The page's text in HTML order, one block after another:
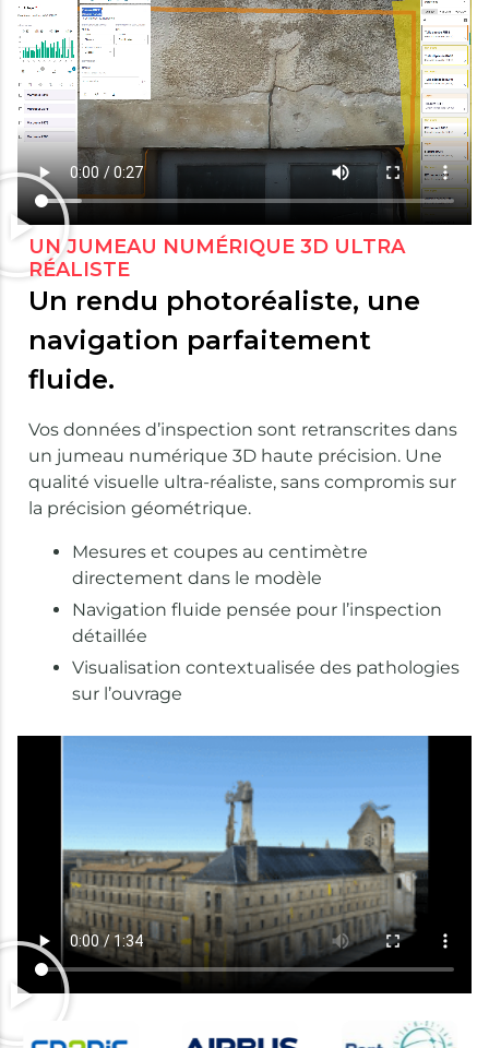
UN JUMEAU NUMÉRIQUE 3D ULTRA
RÉALISTE
Un rendu photoréaliste, une
navigation parfaitement
fluide.
Vos données d’inspection sont retranscrites dans
un jumeau numérique 3D haute précision. Une
qualité visuelle ultra-réaliste, sans compromis sur
la précision géométrique.
Mesures et coupes au centimètre
directement dans le modèle
Navigation fluide pensée pour l’inspection
détaillée
Visualisation contextualisée des pathologies
sur l’ouvrage